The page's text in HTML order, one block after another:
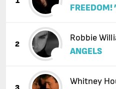
FREEDOM!
2
Robbie
ANGELS
Whitney